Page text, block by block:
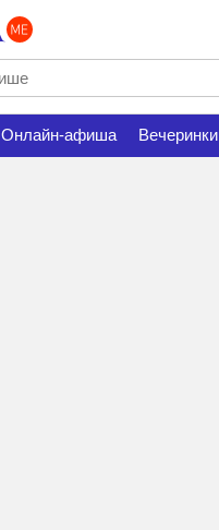
Онлайн-афиша Вечеринки